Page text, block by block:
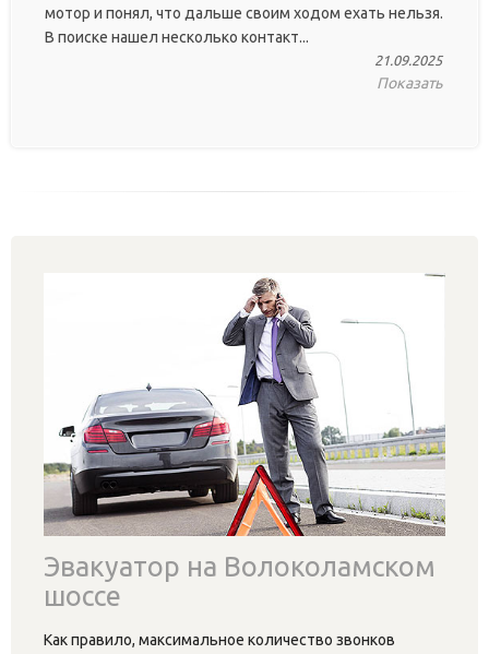
мотор и понял, что дальше своим ходом ехать нельзя.
В поиске нашел несколько контакт...
21.09.2025
Показать
Эвакуатор на Волоколамском
шоссе
Как правило, максимальное количество звонков